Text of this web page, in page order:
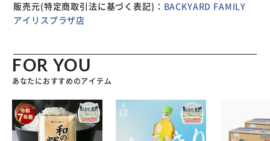
販売元(特定商取引法に基づく表記)： BACKYARD FAMILY
アイリスプラザ店
FOR YOU
あなたにおすすめのアイテム